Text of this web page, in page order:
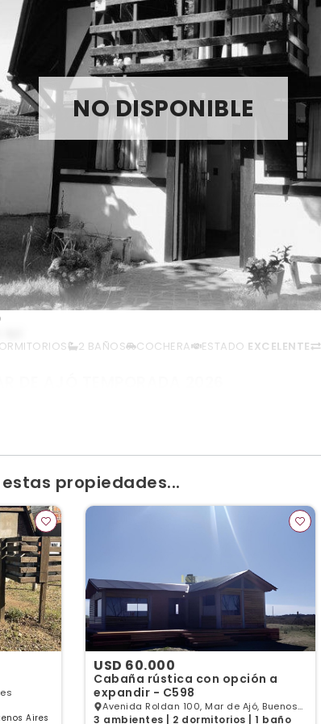
NO DISPONIBLE
2 BAÑOS COCHERA ESTADO EXCELENTE
propiedades...
Aires
USD 60.000
Cabaña rústica con opción a
expandir - C598
Avenida Roldan 100, Mar de Ajó, Buenos
Aires
3 ambientes | 2 dormitorios | 1 baño